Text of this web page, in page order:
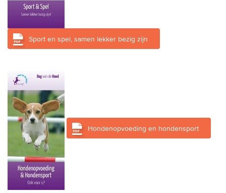
Sport en spel, samen lekker bezig zijn
Hondenopvoeding en hondensport